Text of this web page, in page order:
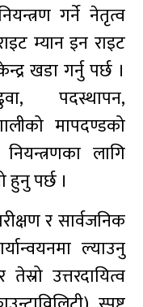
गर्ने नेतृत्व
म्यान इन राइट
खडा गर्नु पर्छ ।
पदस्थापन,
मापदण्डको
लागि
हुनु पर्छ ।
र सार्वजनिक
ल्याउनु
उत्तरदायित्व